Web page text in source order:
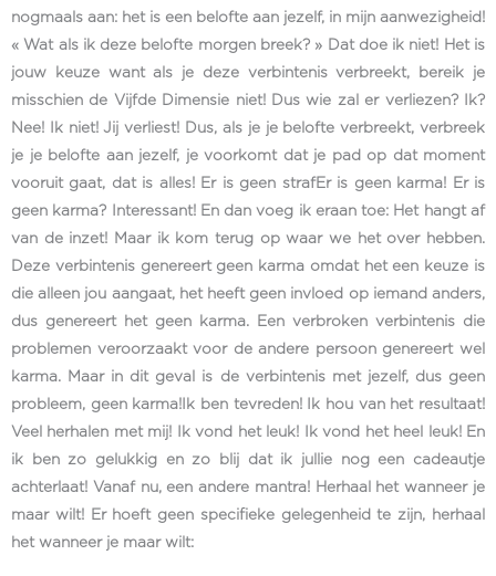
nogmaals aan: het is een belofte aan jezelf, in mijn aanwezigheid!
« Wat als ik deze belofte morgen breek? » Dat doe ik niet! Het is
jouw keuze want als je deze verbintenis verbreekt, bereik je
misschien de Vijfde Dimensie niet! Dus wie zal er verliezen? Ik?
Nee! Ik niet! Jij verliest! Dus, als je je belofte verbreekt, verbreek
je je belofte aan jezelf, je voorkomt dat je pad op dat moment
vooruit gaat, dat is alles! Er is geen strafEr is geen karma! Er is
geen karma? Interessant! En dan voeg ik eraan toe: Het hangt af
van de inzet! Maar ik kom terug op waar we het over hebben.
Deze verbintenis genereert geen karma omdat het een keuze is
die alleen jou aangaat, het heeft geen invloed op iemand anders,
dus genereert het geen karma. Een verbroken verbintenis die
problemen veroorzaakt voor de andere persoon genereert wel
karma. Maar in dit geval is de verbintenis met jezelf, dus geen
probleem, geen karma!Ik ben tevreden! Ik hou van het resultaat!
Veel herhalen met mij! Ik vond het leuk! Ik vond het heel leuk! En
ik ben zo gelukkig en zo blij dat ik jullie nog een cadeautje
achterlaat! Vanaf nu, een andere mantra! Herhaal het wanneer je
maar wilt! Er hoeft geen specifieke gelegenheid te zijn, herhaal
het wanneer je maar wilt: